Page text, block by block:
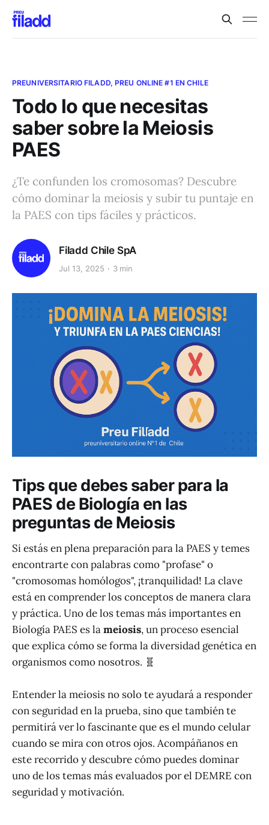
PREUNIVERSITARIO FILADD, PREU ONLINE #1 EN CHILE
Todo lo que necesitas
saber sobre la Meiosis
PAES
¿Te confunden los cromosomas? Descubre
cómo dominar la meiosis y subir tu puntaje en
la PAES con tips fáciles y prácticos.
Filadd Chile SpA
Jul 13, 2025 3 min
Tips que debes saber para la
PAES de Biología en las
preguntas de Meiosis
Si estás en plena preparación para la PAES y temes
encontrarte con palabras como "profase" o
"cromosomas homólogos", ¡tranquilidad! La clave
está en comprender los conceptos de manera clara
y práctica. Uno de los temas más importantes en
Biología PAES es lameiosis, un proceso esencial
que explica cómo se forma la diversidad genética en
organismos como nosotros. 🧬
Entender la meiosis no solo te ayudará a responder
con seguridad en la prueba, sino que también te
permitirá ver lo fascinante que es el mundo celular
cuando se mira con otros ojos. Acompáñanos en
este recorrido y descubre cómo puedes dominar
uno de los temas más evaluados por el DEMRE con
seguridad y motivación.